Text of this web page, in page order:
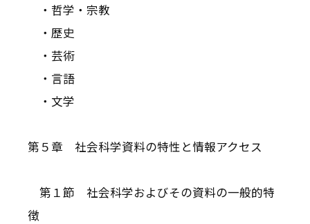
・哲学・宗教
・歴史
・芸術
・言語
・文学
第５章 社会科学資料の特性と情報アクセス
第１節 社会科学およびその資料の一般的特
徴